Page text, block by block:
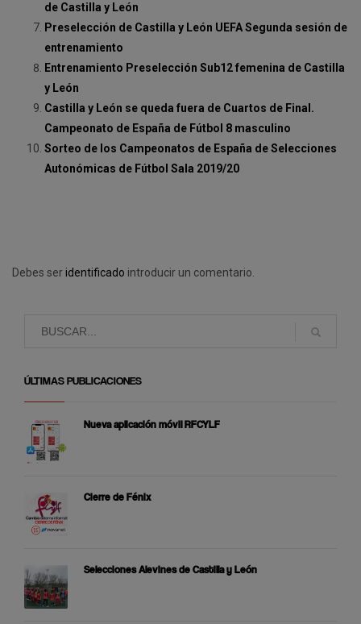
de Castilla y León
Preselección de Castilla y León UEFA Segunda sesión de
entrenamiento
Entrenamiento Preselección Sub12 femenina de Castilla
y León
Castilla y León se queda fuera de Cuartos de Final.
Campeonato de España de Fútbol 8 masculino
Sorteo de los Campeonatos de España de Selecciones
Autonómicas de Fútbol Sala 2019/20
Debes seridentificado introducir un comentario.
ÚLTIMAS PUBLICACIONES
Nueva aplicación móvil RFCYLF
Cierre de Fénix
Selecciones Alevines de Castilla y León